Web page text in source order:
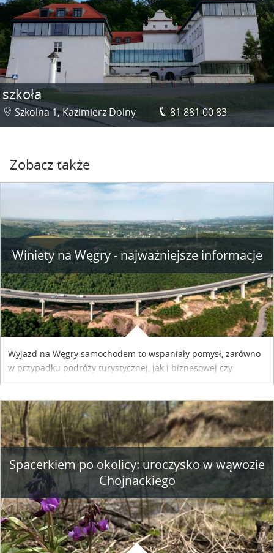
szkoła
Szkolna 1, Kazimierz Dolny 81 881 00 83
Zobacz także
Winiety na Węgry - najważniejsze informacje
Wyjazd na Węgry samochodem to wspaniały pomysł, zarówno
w przypadku podróży turystycznej, jak i biznesowej czy
służbowej. Pamiętać tylko trzeba o wykupieniu winiety, co
współpracy reklamowej z Hungary Vignette.
Spacerkiem po okolicy: uroczysko w wąwozie
Chojnackiego